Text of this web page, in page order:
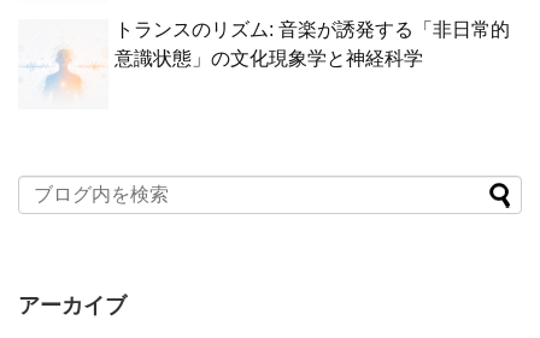
トランスのリズム: 音楽が誘発する「非日常的
意識状態」の文化現象学と神経科学
アーカイブ